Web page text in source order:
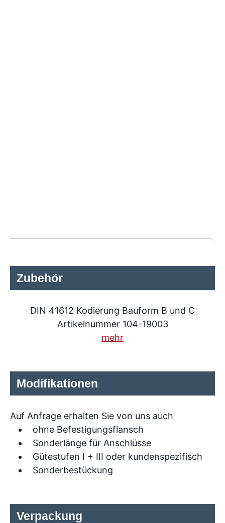
Zubehör
DIN 41612 Kodierung Bauform B und C
Artikelnummer 104-19003
mehr
Modifikationen
Auf Anfrage erhalten Sie von uns auch
ohne Befestigungsflansch
Sonderlänge für Anschlüsse
Gütestufen I + III oder kundenspezifisch
Sonderbestückung
Verpackung